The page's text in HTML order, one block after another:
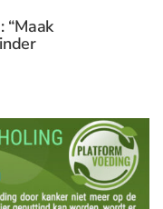
“Maak